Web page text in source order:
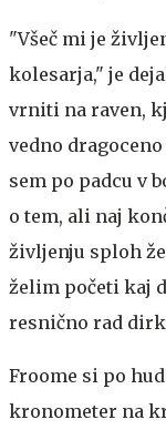
"Všeč mi je
kolesarja," je
vrniti na raven,
vedno
sem po padcu v
o tem, ali naj
življenju sploh
želim početi kaj
resnično rad
Froome si po
kronometer na